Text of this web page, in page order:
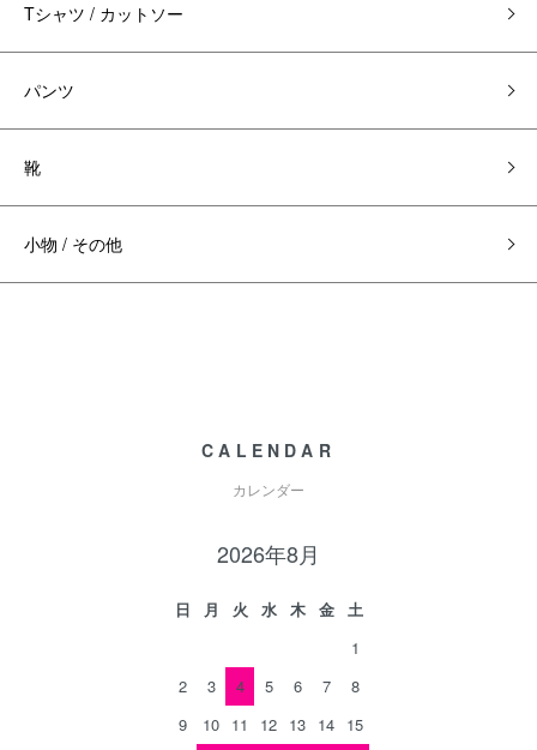
Tシャツ / カットソー
パンツ
靴
小物 / その他
CALENDAR
カレンダー
2026年8月
日 月 火 水 木 金
土
1
2
3 4 5 6 7
8
9
10 11 12 13 14 15